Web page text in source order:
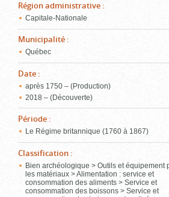
Région administrative :
Capitale-Nationale
Municipalité :
Québec
Date :
après 1750 – (Production)
2018 – (Découverte)
Période :
Le Régime britannique (1760 à 1867)
Classification :
Bien archéologique > Outils et équipement
les matériaux > Alimentation : service et
consommation des aliments > Service et
consommation des boissons > Service et